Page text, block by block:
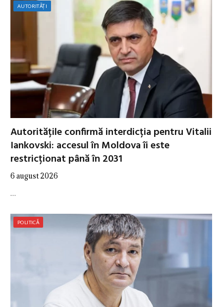
AUTORITĂȚI
Autoritățile confirmă interdicția pentru Vitalii
Iankovski: accesul în Moldova îi este
restricționat până în 2031
6 august 2026
…
POLITICĂ